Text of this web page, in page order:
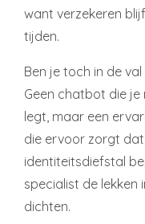
want verzekeren
tijden.
Ben je toch in de
Geen chatbot die je
legt, maar een
die ervoor zorgt
identiteitsdiefstal
specialist de
dichten.